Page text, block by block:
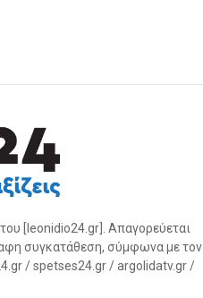
[leonidio24.gr]. Απαγορεύεται
συγκατάθεση, σύμφωνα με τον
/ spetses24.gr / argolidatv.gr /